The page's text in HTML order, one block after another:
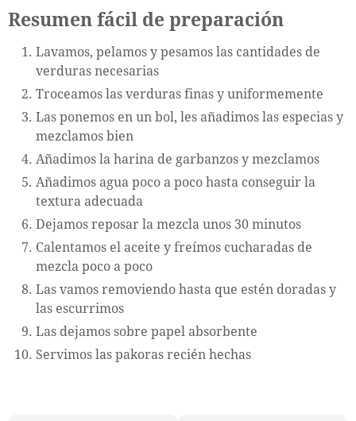
Resumen fácil de preparación
Lavamos, pelamos y pesamos las cantidades de
verduras necesarias
Troceamos las verduras finas y uniformemente
Las ponemos en un bol, les añadimos las especias y
mezclamos bien
Añadimos la harina de garbanzos y mezclamos
Añadimos agua poco a poco hasta conseguir la
textura adecuada
Dejamos reposar la mezcla unos 30 minutos
Calentamos el aceite y freímos cucharadas de
mezcla poco a poco
Las vamos removiendo hasta que estén doradas y
las escurrimos
Las dejamos sobre papel absorbente
Servimos las pakoras recién hechas